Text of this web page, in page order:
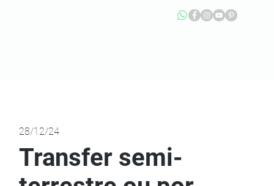
Transfer semi-
28/12/24